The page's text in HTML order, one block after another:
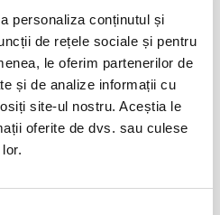
personaliza conținutul și
de rețele sociale și pentru
le oferim partenerilor de
și de analize informații cu
site-ul nostru. Aceștia le
oferite de dvs. sau culese
- Compania La Mustata 07
aug